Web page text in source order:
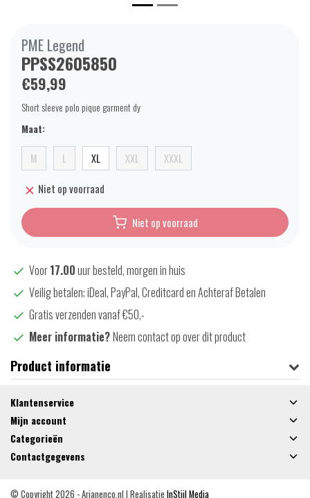
PME Legend
PPSS2605850
€59,99
Short sleeve polo pique garment dy
Maat:
M L XL XXL XXXL
Niet op voorraad
Niet op voorraad
Voor17.00uur besteld, morgen in huis
Veilig betalen; iDeal, PayPal, Creditcard en Achteraf Betalen
Gratis verzenden vanaf €50,-
Meer informatie?Neem contact op over dit product
Product informatie
Klantenservice
Mijn account
Categorieën
Contactgegevens
© Copyright 2026 - Arjanenco.nl | Realisatie InStijl Media